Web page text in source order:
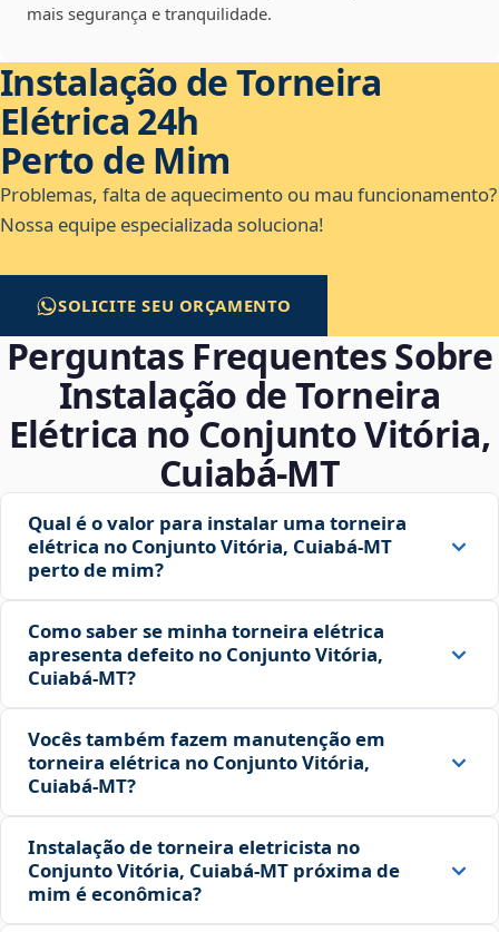
mais segurança e tranquilidade.
Instalação de Torneira
Elétrica 24h
Perto de Mim
Problemas, falta de aquecimento ou mau funcionamento?
Nossa equipe especializada soluciona!
SOLICITE SEU ORÇAMENTO
Perguntas Frequentes Sobre
Instalação de Torneira
Elétrica no Conjunto Vitória,
Cuiabá‑MT
Qual é o valor para instalar uma torneira
elétrica no Conjunto Vitória, Cuiabá‑MT
perto de mim?
Como saber se minha torneira elétrica
apresenta defeito no Conjunto Vitória,
Cuiabá‑MT?
Vocês também fazem manutenção em
torneira elétrica no Conjunto Vitória,
Cuiabá‑MT?
Instalação de torneira eletricista no
Conjunto Vitória, Cuiabá‑MT próxima de
mim é econômica?